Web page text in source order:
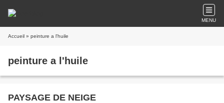
MENU
Accueil » peinture a l'huile
peinture a l'huile
PAYSAGE DE NEIGE